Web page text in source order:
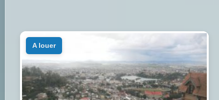
a louer